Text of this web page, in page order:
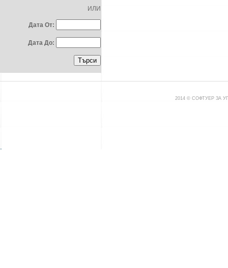
ИЛИ
Дата От:
Дата До:
2014 © СОФТУЕР ЗА